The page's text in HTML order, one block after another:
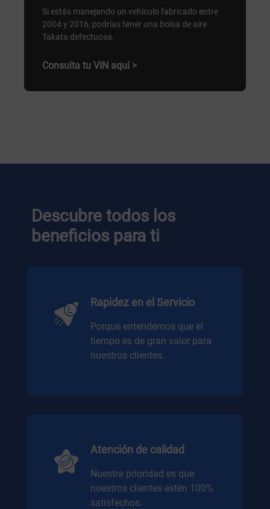
Si estás manejando un vehículo fabricado entre
2004 y 2016, podrías tener una bolsa de aire
Takata defectuosa.
Consulta tu VIN aquí >
Descubre todos los
beneficios para ti
Rapidez en el Servicio
Porque entendemos que el
tiempo es de gran valor para
nuestros clientes.
Atención de calidad
Nuestra prioridad es que
nuestros clientes estén 100%
satisfechos.